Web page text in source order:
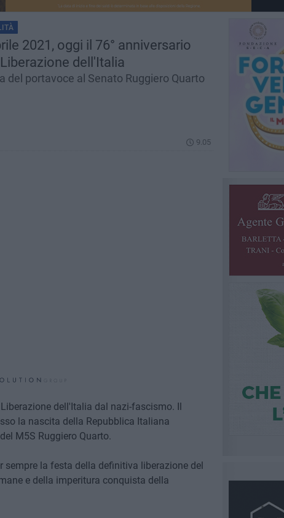
2021, oggi il 76° anniversario
dell'Italia
del portavoce al Senato Ruggiero Quarto
9.05
dell'Italia dal nazi-fascismo. Il
la nascita della Repubblica Italiana
M5S Ruggiero Quarto.
sempre la festa della definitiva liberazione del
e della imperitura conquista della